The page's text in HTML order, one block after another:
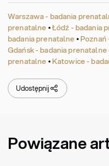
Warszawa - badania
prenatalne •Łódź - badania
badania prenatalne •
Gdańsk - badania prenatalne
prenatalne •Katowice -
Udostępnij
Powiązane